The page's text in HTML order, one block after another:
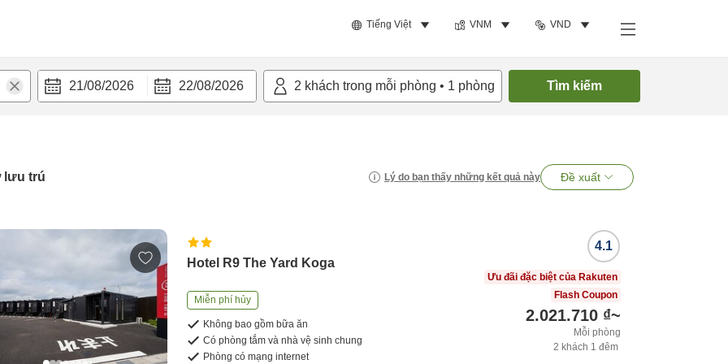
Tiếng Việt VNM VND
21/08/2026 22/08/2026 2 khách trong mỗi phòng • 1 phòng Tìm kiếm
lưu trú Lý do bạn thấy những kết quả này Đề xuất
Hotel R9 The Yard Koga
Miễn phí hủy
Không bao gồm bữa ăn
Có phòng tắm và nhà vệ sinh chung
Phòng có mạng internet
4.1
Ưu đãi đặc biệt của Rakuten
Flash Coupon
2.021.710 ₫~
Mỗi phòng
2 khách 1 đêm